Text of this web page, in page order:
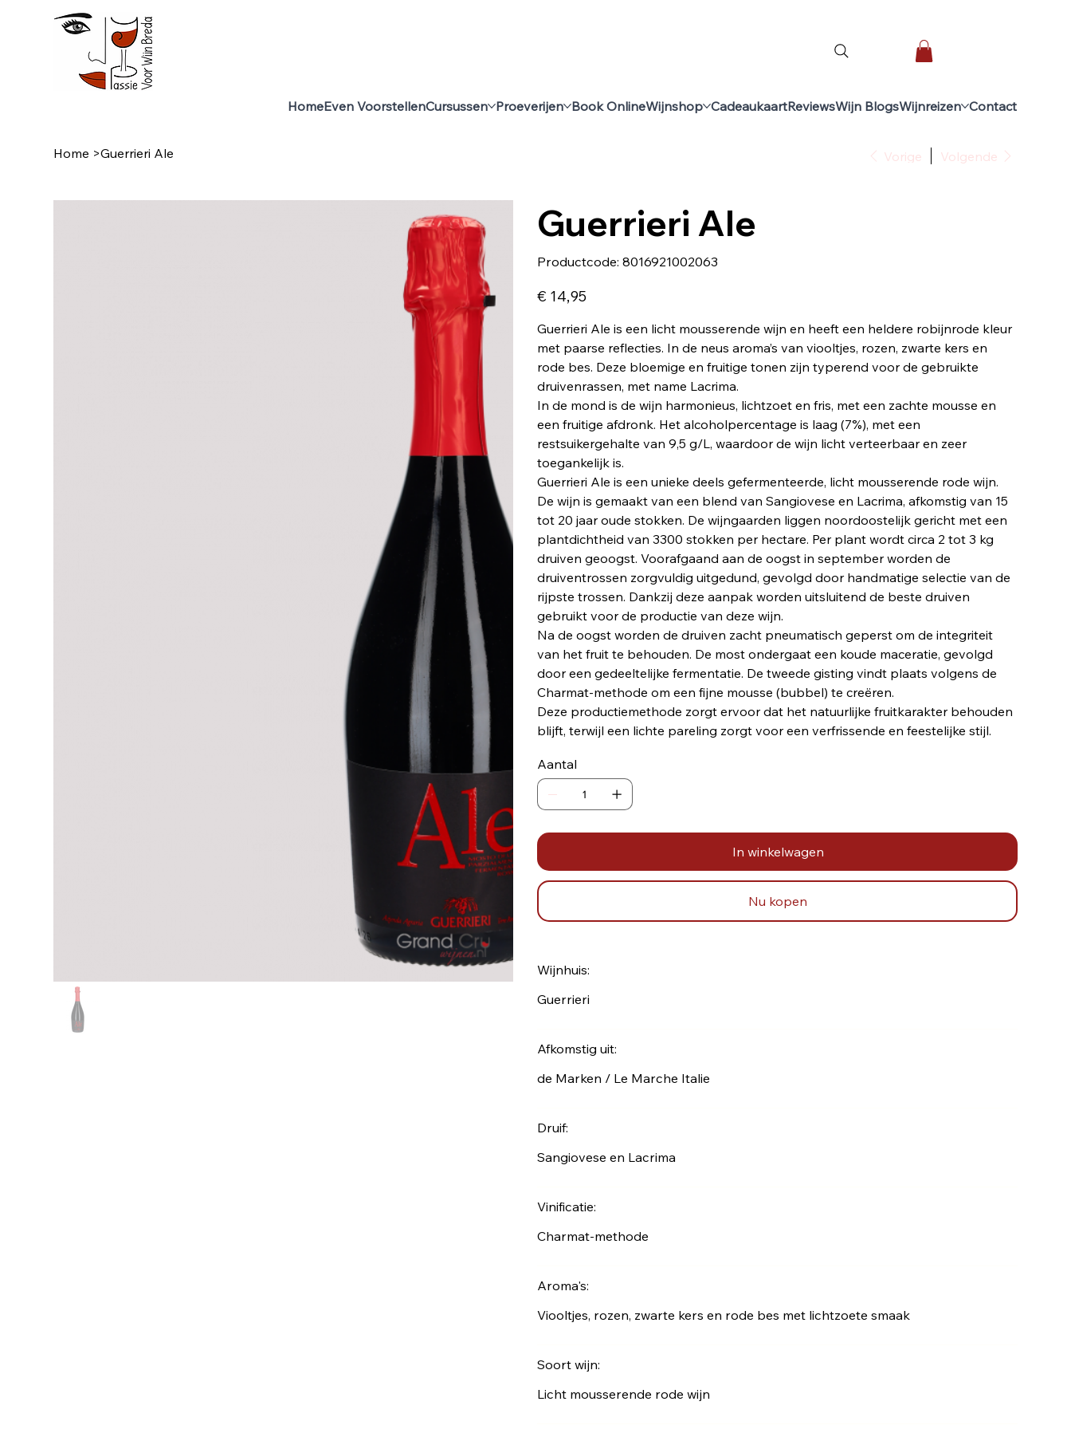
HomeEven VoorstellenCursussen Proeverijen Book OnlineWijnshop CadeaukaartReviewsWijn BlogsWijnreizen Contact
Home >Guerrieri Ale Vorige Volgende
Guerrieri Ale
Productcode: 8016921002063
8016921002063
€ 14,95
Guerrieri Ale is een licht mousserende wijn en heeft een heldere robijnrode kleur
met paarse reflecties. In de neus aroma’s van viooltjes, rozen, zwarte kers en
rode bes. Deze bloemige en fruitige tonen zijn typerend voor de gebruikte
druivenrassen, met name Lacrima.
In de mond is de wijn harmonieus, lichtzoet en fris, met een zachte mousse en
een fruitige afdronk. Het alcoholpercentage is laag (7%), met een
restsuikergehalte van 9,5 g/L, waardoor de wijn licht verteerbaar en zeer
toegankelijk is​.
Guerrieri Ale is een unieke deels gefermenteerde, licht mousserende rode wijn.
De wijn is gemaakt van een blend van Sangiovese en Lacrima, afkomstig van 15
tot 20 jaar oude stokken. De wijngaarden liggen noordoostelijk gericht met een
plantdichtheid van 3300 stokken per hectare. Per plant wordt circa 2 tot 3 kg
druiven geoogst. Voorafgaand aan de oogst in september worden de
druiventrossen zorgvuldig uitgedund, gevolgd door handmatige selectie van de
rijpste trossen. Dankzij deze aanpak worden uitsluitend de beste druiven
gebruikt voor de productie van deze wijn.
Na de oogst worden de druiven zacht pneumatisch geperst om de integriteit
van het fruit te behouden. De most ondergaat een koude maceratie, gevolgd
door een gedeeltelijke fermentatie. De tweede gisting vindt plaats volgens de
Charmat-methode om een fijne mousse (bubbel) te creëren.
Deze productiemethode zorgt ervoor dat het natuurlijke fruitkarakter behouden
blijft, terwijl een lichte pareling zorgt voor een verfrissende en feestelijke stijl.
Aantal
In winkelwagen
Nu kopen
Wijnhuis:
Guerrieri
Afkomstig uit:
de Marken / Le Marche Italie
Druif:
Sangiovese en Lacrima
Vinificatie:
Charmat-methode
Aroma's:
Viooltjes, rozen, zwarte kers en rode bes met lichtzoete smaak
Soort wijn:
Licht mousserende rode wijn